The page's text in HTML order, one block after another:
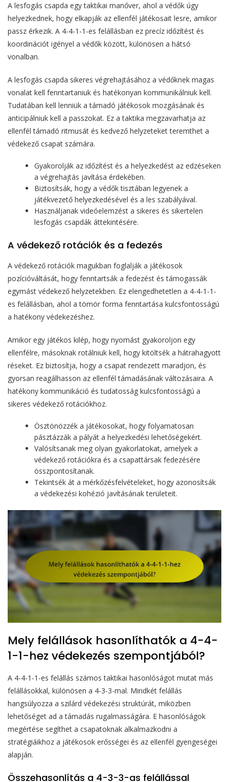
A lesfogás csapda egy taktikai manőver, ahol a védők úgy
helyezkednek, hogy elkapják az ellenfél játékosait lesre, amikor
passz érkezik. A 4-4-1-1-es felállásban ez precíz időzítést és
koordinációt igényel a védők között, különösen a hátsó
vonalban.
A lesfogás csapda sikeres végrehajtásához a védőknek magas
vonalat kell fenntartaniuk és hatékonyan kommunikálniuk kell.
Tudatában kell lenniük a támadó játékosok mozgásának és
anticipálniuk kell a passzokat. Ez a taktika megzavarhatja az
ellenfél támadó ritmusát és kedvező helyzeteket teremthet a
védekező csapat számára.
Gyakorolják az időzítést és a helyezkedést az edzéseken
a végrehajtás javítása érdekében.
Biztosítsák, hogy a védők tisztában legyenek a
játékvezető helyezkedésével és a les szabályával.
Használjanak videóelemzést a sikeres és sikertelen
lesfogás csapdák áttekintésére.
A védekező rotációk és a fedezés
A védekező rotációk magukban foglalják a játékosok
pozícióváltását, hogy fenntartsák a fedezést és támogassák
egymást védekező helyzetekben. Ez elengedhetetlen a 4-4-1-1-
es felállásban, ahol a tömör forma fenntartása kulcsfontosságú
a hatékony védekezéshez.
Amikor egy játékos kilép, hogy nyomást gyakoroljon egy
ellenfélre, másoknak rotálniuk kell, hogy kitöltsék a hátrahagyott
réseket. Ez biztosítja, hogy a csapat rendezett maradjon, és
gyorsan reagálhasson az ellenfél támadásának változásaira. A
hatékony kommunikáció és tudatosság kulcsfontosságú a
sikeres védekező rotációkhoz.
Ösztönözzék a játékosokat, hogy folyamatosan
pásztázzák a pályát a helyezkedési lehetőségekért.
Valósítsanak meg olyan gyakorlatokat, amelyek a
védekező rotációkra és a csapattársak fedezésére
összpontosítanak.
Tekintsék át a mérkőzésfelvételeket, hogy azonosítsák
a védekezési kohézió javításának területeit.
Mely felállások hasonlíthatók a 4-4-
1-1-hez védekezés szempontjából?
A 4-4-1-1-es felállás számos taktikai hasonlóságot mutat más
felállásokkal, különösen a 4-3-3-mal. Mindkét felállás
hangsúlyozza a szilárd védekezési struktúrát, miközben
lehetőséget ad a támadás rugalmasságára. E hasonlóságok
megértése segíthet a csapatoknak alkalmazkodni a
stratégiáikhoz a játékosok erősségei és az ellenfél gyengeségei
alapján.
Összehasonlítás a 4-3-3-as felállással